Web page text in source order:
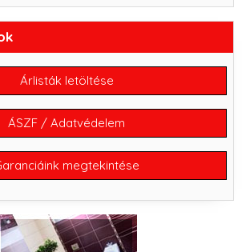
Árlisták letöltése
ÁSZF / Adatvédelem
megtekintése